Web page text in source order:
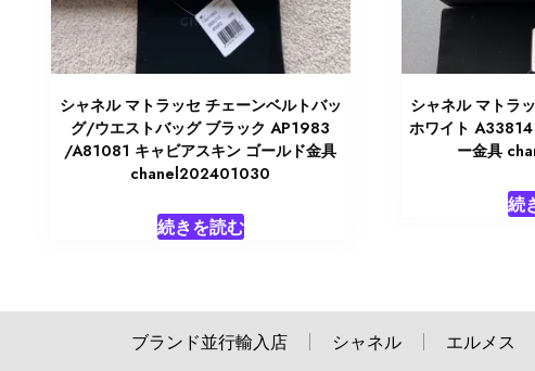
シャネル マトラッセ チェーンベルトバッ
グ/ウエストバッグ ブラック AP1983
/A81081 キャビアスキン ゴールド金具
chanel202401030
続きを読む
シャネル マトラ
ホワイト
ー金具
続
ブランド並行輸入店 シャネル エルメス